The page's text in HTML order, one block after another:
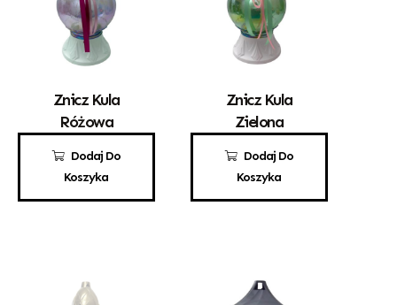
Dodaj Do
Koszyka
Znicz Kula
Różowa
25,00 zł
Dodaj Do
Koszyka
Znicz Kula
Zielona
25,00 zł